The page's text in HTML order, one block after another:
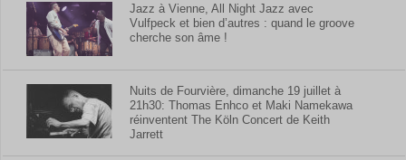
Jazz à Vienne, All Night Jazz avec
Vulfpeck et bien d’autres : quand le groove
cherche son âme !
Nuits de Fourvière, dimanche 19 juillet à
21h30: Thomas Enhco et Maki Namekawa
réinventent The Köln Concert de Keith
Jarrett